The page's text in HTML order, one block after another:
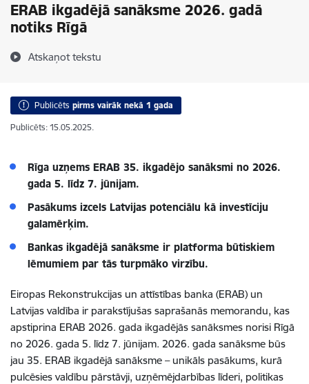
ERAB ikgadējā sanāksme 2026. gadā
notiks Rīgā
Atskaņot tekstu
Publicēts pirms vairāk nekā 1 gada
Publicēts: 15.05.2025.
Rīga uzņems ERAB 35. ikgadējo sanāksmi no 2026.
gada 5. līdz 7. jūnijam.
Pasākums izcels Latvijas potenciālu kā investīciju
galamērķim.
Bankas ikgadējā sanāksme ir platforma būtiskiem
lēmumiem par tās turpmāko virzību.
Eiropas Rekonstrukcijas un attīstības banka (ERAB) un
Latvijas valdība ir parakstījušas saprašanās memorandu, kas
apstiprina ERAB 2026. gada ikgadējās sanāksmes norisi Rīgā
no 2026. gada 5. līdz 7. jūnijam. 2026. gada sanāksme būs
jau 35. ERAB ikgadējā sanāksme – unikāls pasākums, kurā
pulcēsies valdību pārstāvji, uzņēmējdarbības līderi, politikas